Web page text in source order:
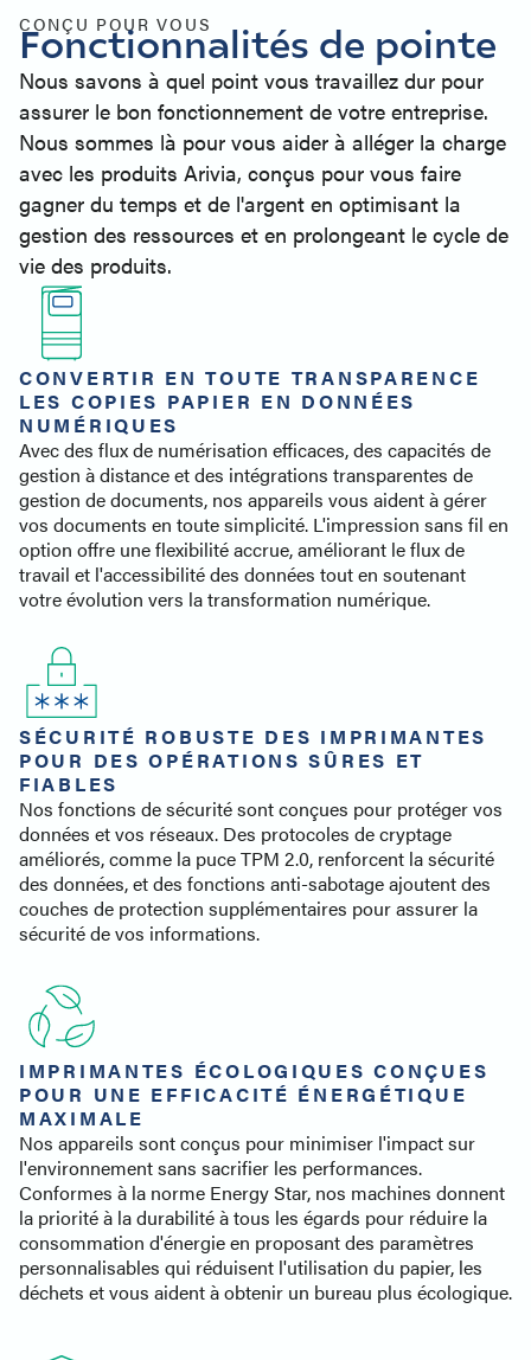
Produits similaires
Contact
CONÇU POUR VOUS
Fonctionnalités de pointe
Nous savons à quel point vous travaillez dur pour
assurer le bon fonctionnement de votre entreprise.
Nous sommes là pour vous aider à alléger la charge
avec les produits Arivia, conçus pour vous faire
gagner du temps et de l'argent en optimisant la
gestion des ressources et en prolongeant le cycle de
vie des produits.
CONVERTIR EN TOUTE TRANSPARENCE
LES COPIES PAPIER EN DONNÉES
NUMÉRIQUES
Avec des flux de numérisation efficaces, des capacités de
gestion à distance et des intégrations transparentes de
gestion de documents, nos appareils vous aident à gérer
vos documents en toute simplicité. L'impression sans fil en
option offre une flexibilité accrue, améliorant le flux de
travail et l'accessibilité des données tout en soutenant
votre évolution vers la transformation numérique.
SÉCURITÉ ROBUSTE DES IMPRIMANTES
POUR DES OPÉRATIONS SÛRES ET
FIABLES
Nos fonctions de sécurité sont conçues pour protéger vos
données et vos réseaux. Des protocoles de cryptage
améliorés, comme la puce TPM 2.0, renforcent la sécurité
des données, et des fonctions anti-sabotage ajoutent des
couches de protection supplémentaires pour assurer la
sécurité de vos informations.
IMPRIMANTES ÉCOLOGIQUES CONÇUES
POUR UNE EFFICACITÉ ÉNERGÉTIQUE
MAXIMALE
Nos appareils sont conçus pour minimiser l'impact sur
l'environnement sans sacrifier les performances.
Conformes à la norme Energy Star, nos machines donnent
la priorité à la durabilité à tous les égards pour réduire la
consommation d'énergie en proposant des paramètres
personnalisables qui réduisent l'utilisation du papier, les
déchets et vous aident à obtenir un bureau plus écologique.